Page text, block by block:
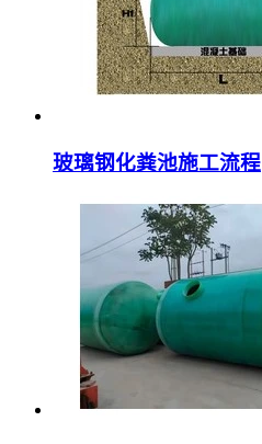
玻璃钢化粪池施工流程